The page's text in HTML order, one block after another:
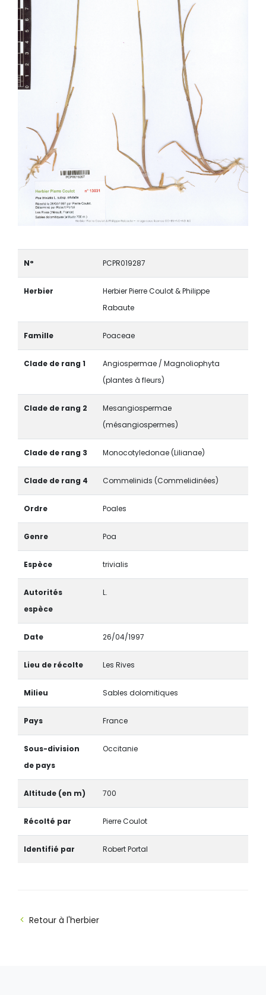
N° PCPR019287
Herbier
Herbier Pierre Coulot & Philippe
Rabaute
Famille Poaceae
Clade de rang 1
Angiospermae / Magnoliophyta
(plantes à fleurs)
Clade de rang 2
Mesangiospermae
(mésangiospermes)
Clade de rang 3 Monocotyledonae (Lilianae)
Clade de rang 4 Commelinids (Commelidinées)
Ordre Poales
Genre Poa
Espèce trivialis
Autorités
espèce
L.
Date 26/04/1997
Lieu de récolte Les Rives
Milieu Sables dolomitiques
Pays France
Sous-division
de pays
Occitanie
Altitude (en m) 700
Récolté par Pierre Coulot
Identifié par Robert Portal
Retour à l'herbier